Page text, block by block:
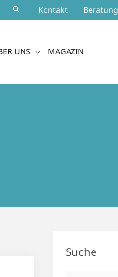
Kontakt
UNS MAGAZIN
Suche